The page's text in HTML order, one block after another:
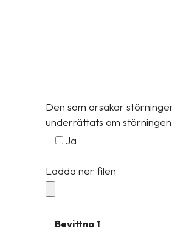
Den som orsakar
underrättats om störningen
Ja
Ladda ner filen
Bevittna 1